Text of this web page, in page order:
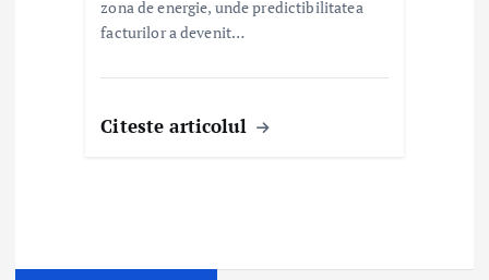
zona de energie, unde predictibilitatea
facturilor a devenit…
Citeste articolul